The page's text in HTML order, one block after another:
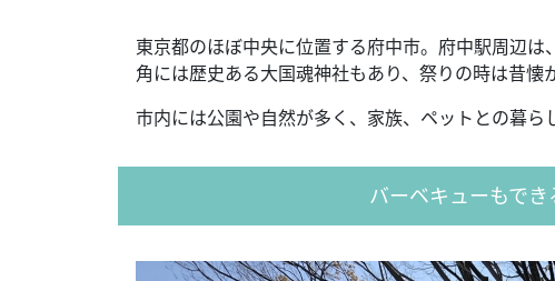
東京都のほぼ中央に位置する府中市。府中駅周辺
角には歴史ある大国魂神社もあり、祭りの時は昔懐
市内には公園や自然が多く、家族、ペットとの暮ら
バーベキューもで